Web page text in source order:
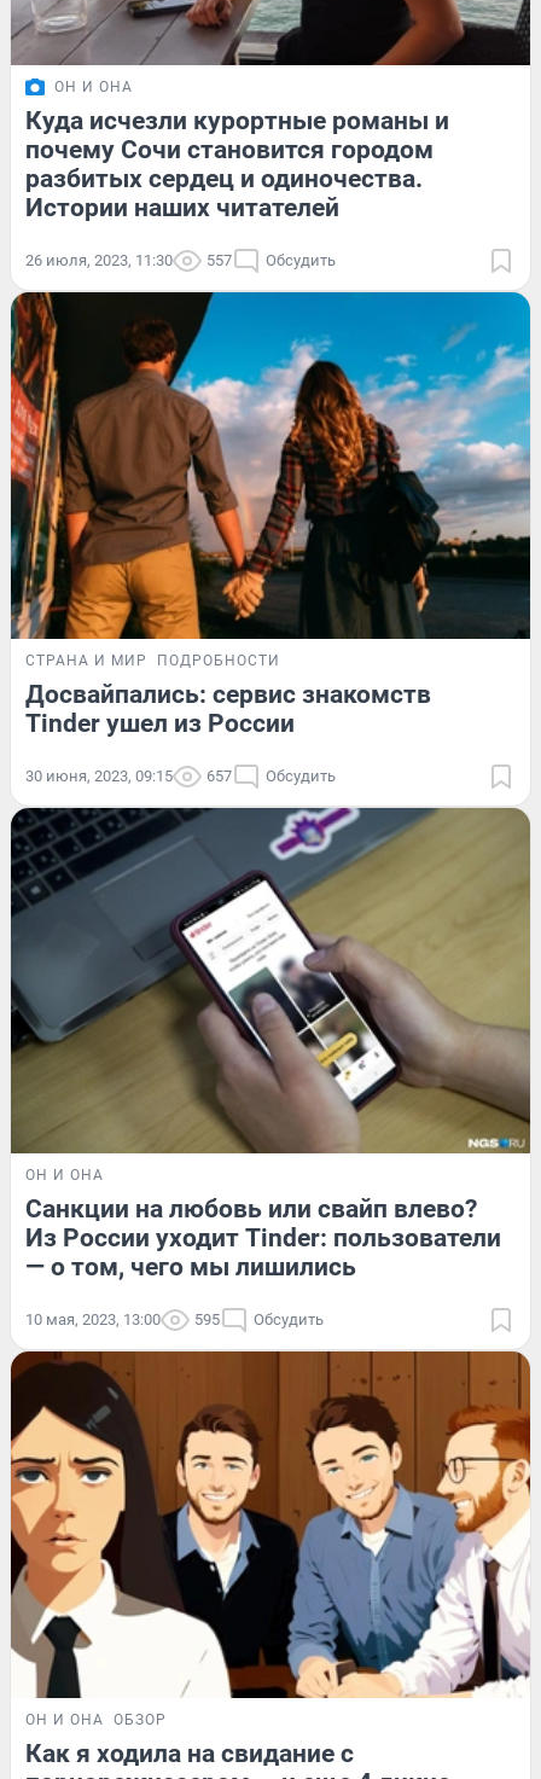
ОН И ОНА
Куда исчезли курортные романы и
почему Сочи становится городом
разбитых сердец и одиночества.
Истории наших читателей
26 июля, 2023, 11:30 557 Обсудить
СТРАНА И МИР ПОДРОБНОСТИ
Досвайпались: сервис знакомств
Tinder ушел из России
30 июня, 2023, 09:15 657 Обсудить
ОН И ОНА
Санкции на любовь или свайп влево?
Из России уходит Tinder: пользователи
— о том, чего мы лишились
10 мая, 2023, 13:00 595 Обсудить
ОН И ОНА ОБЗОР
Как я ходила на свидание с